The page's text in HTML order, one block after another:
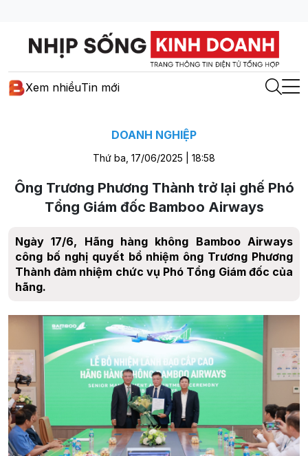
Xem nhiềuTin mới
DOANH NGHIỆP
Thứ ba, 17/06/2025 | 18:58
Ông Trương Phương Thành trở lại ghế Phó
Tổng Giám đốc Bamboo Airways
Ngày 17/6, Hãng hàng không Bamboo Airways
công bố nghị quyết bổ nhiệm ông Trương Phương
Thành đảm nhiệm chức vụ Phó Tổng Giám đốc của
hãng.